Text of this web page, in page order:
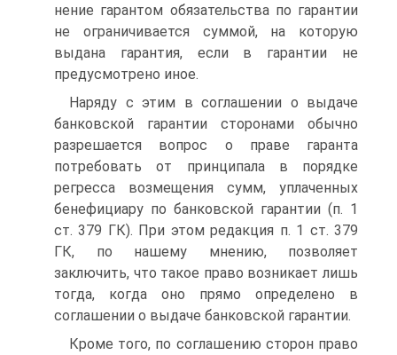
нение гарантом обязательства по гарантии
не ограничивается суммой, на кото­рую
выдана гарантия, если в гарантии не
предусмотрено иное.
Наряду с этим в соглашении о выдаче
банковской гарантии сторонами обыч­но
разрешается вопрос о праве гаранта
потребовать от принципала в порядке
регресса возмещения сумм, уплаченных
бенефициару по банковской гарантии (п. 1
ст. 379 ГК). При этом редакция п. 1 ст. 379
ГК, по нашему мнению, позво­ляет
заключить, что такое право возникает лишь
тогда, когда оно прямо опреде­лено в
соглашении о выдаче банковской гарантии.
Кроме того, по соглашению сторон право